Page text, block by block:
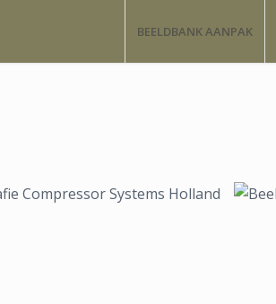
BEELDBANK AANPAK